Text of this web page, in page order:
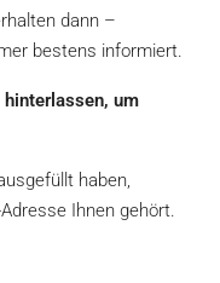
dann –
bestens informiert.
um
haben,
Ihnen gehört.